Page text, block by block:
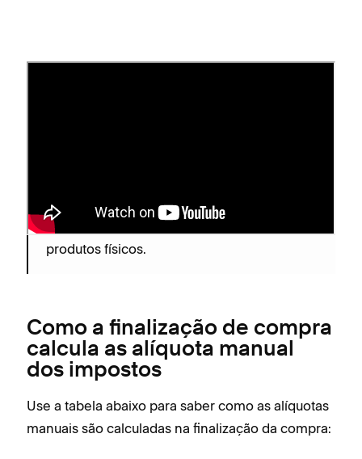
você a configurar as taxas de imposto e a
adicionar opções de envio e retirada de
produtos físicos.
Como a finalização de compra
calcula as alíquota manual
dos impostos
Use a tabela abaixo para saber como as alíquotas
manuais são calculadas na finalização da compra: